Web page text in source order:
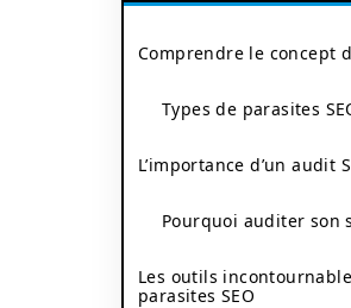
Comprendre le concept
Types de parasites
L’importance d’un audit
Pourquoi auditer son
Les outils
parasites SEO